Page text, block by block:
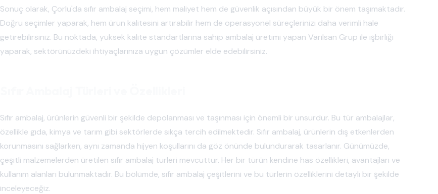
Sonuç olarak, Çorlu'da sıfır ambalaj seçimi, hem maliyet hem de güvenlik açısından büyük bir önem taşımaktadır.
Doğru seçimler yaparak, hem ürün kalitesini artırabilir hem de operasyonel süreçlerinizi daha verimli hale
getirebilirsiniz. Bu noktada, yüksek kalite standartlarına sahip ambalaj üretimi yapan Varilsan Grup ile işbirliği
yaparak, sektörünüzdeki ihtiyaçlarınıza uygun çözümler elde edebilirsiniz.
Sıfır ambalaj, ürünlerin güvenli bir şekilde depolanması ve taşınması için önemli bir unsurdur. Bu tür ambalajlar,
özellikle gıda, kimya ve tarım gibi sektörlerde sıkça tercih edilmektedir. Sıfır ambalaj, ürünlerin dış etkenlerden
korunmasını sağlarken, aynı zamanda hijyen koşullarını da göz önünde bulundurarak tasarlanır. Günümüzde,
çeşitli malzemelerden üretilen sıfır ambalaj türleri mevcuttur. Her bir türün kendine has özellikleri, avantajları ve
kullanım alanları bulunmaktadır. Bu bölümde, sıfır ambalaj çeşitlerini ve bu türlerin özelliklerini detaylı bir şekilde
inceleyeceğiz.